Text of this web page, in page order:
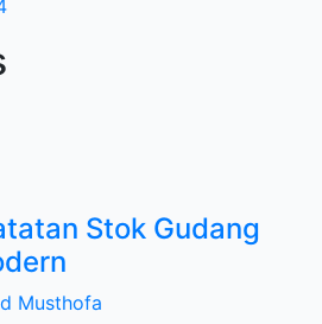
Stok Gudang
Musthofa